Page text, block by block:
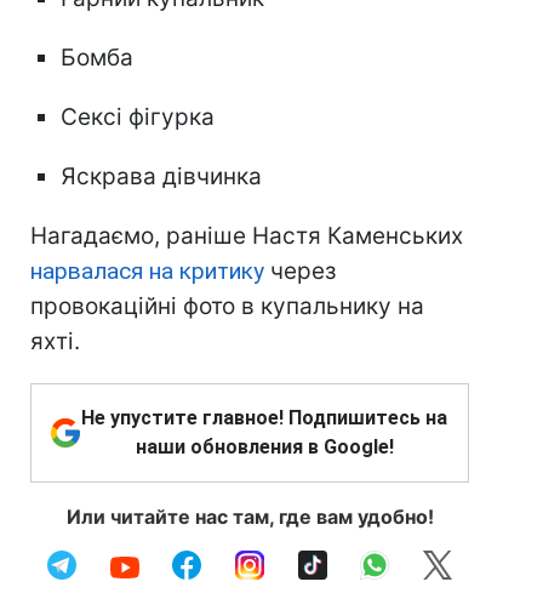
Бомба
Сексі фігурка
Яскрава дівчинка
Нагадаємо, раніше Настя Каменських
нарвалася на критику через
провокаційні фото в купальнику на
яхті.
Не упустите главное! Подпишитесь на
наши обновления в Google!
Или читайте нас там, где вам удобно!